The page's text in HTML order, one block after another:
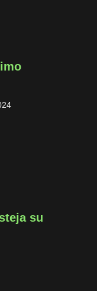
su